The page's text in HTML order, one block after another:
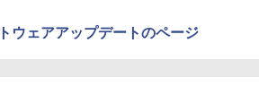
ウェアアップデートのページ